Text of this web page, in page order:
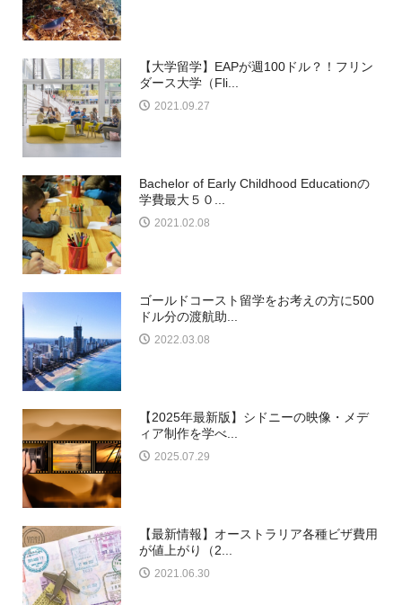
【大学留学】EAPが週100ドル？！フリン
ダース大学（Fli...
2021.09.27
Bachelor of Early Childhood Educationの
学費最大５０...
2021.02.08
ゴールドコースト留学をお考えの方に500
ドル分の渡航助...
2022.03.08
【2025年最新版】シドニーの映像・メデ
ィア制作を学べ...
2025.07.29
【最新情報】オーストラリア各種ビザ費用
が値上がり（2...
2021.06.30